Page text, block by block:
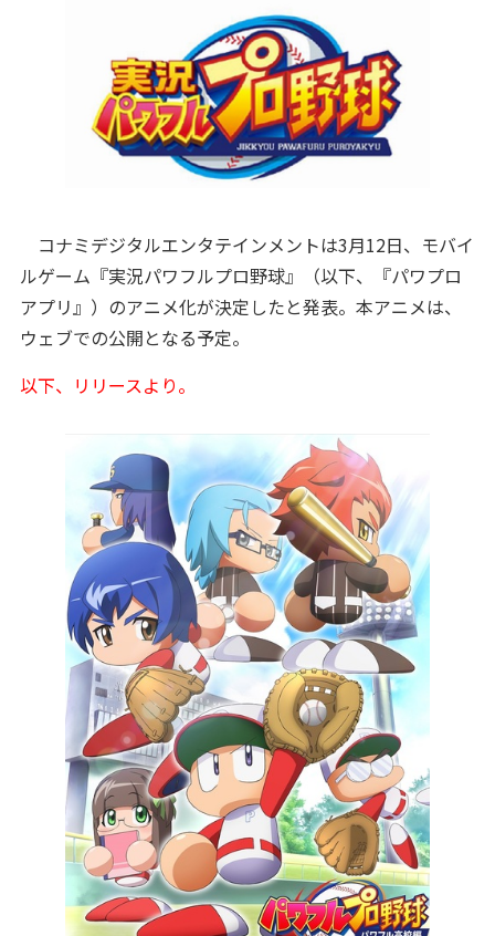
コナミデジタルエンタテインメントは3月12日、モバイ
ルゲーム『実況パワフルプロ野球』（以下、『パワプロ
アプリ』）のアニメ化が決定したと発表。本アニメは、
ウェブでの公開となる予定。
以下、リリースより。